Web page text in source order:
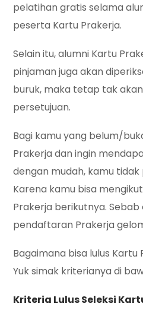
pelatihan gratis selama
peserta Kartu Prakerja.
Selain itu, alumni Kartu
pinjaman juga akan
buruk, maka tetap tak
persetujuan.
Bagi kamu yang belum/
Prakerja dan ingin
dengan mudah, kamu
Karena kamu bisa
Prakerja berikutnya.
pendaftaran Prakerja
Bagaimana bisa lulus Kartu
Yuk simak kriterianya di
Kriteria Lulus Seleksi